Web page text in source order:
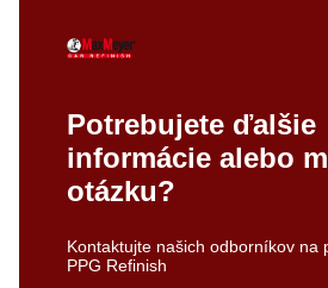
Potrebujete ďalšie
informácie alebo
otázku?
Kontaktujte našich odborníkov na
PPG Refinish